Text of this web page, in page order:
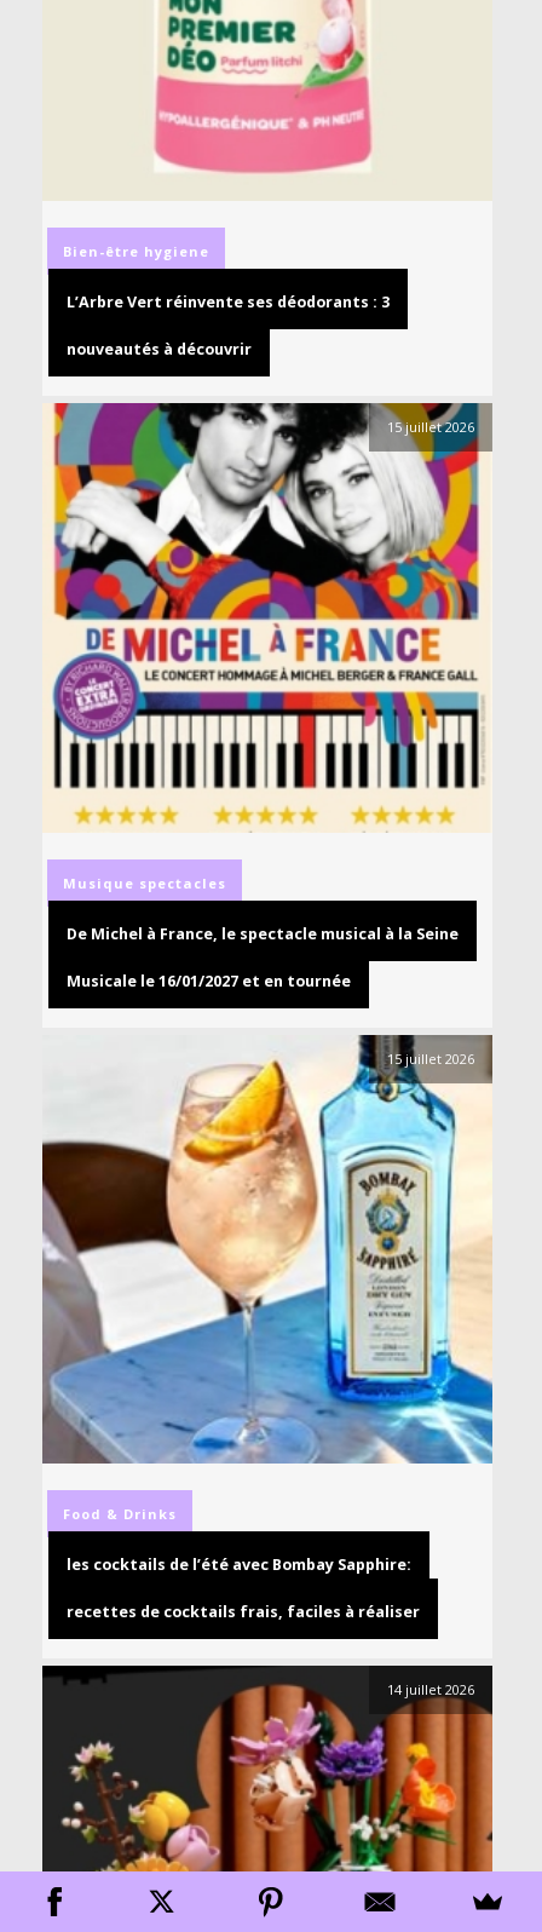
Bien-être hygiene
L’Arbre Vert réinvente ses déodorants : 3
nouveautés à découvrir
15 juillet 2026
Musique spectacles
De Michel à France, le spectacle musical à la Seine
Musicale le 16/01/2027 et en tournée
15 juillet 2026
Food & Drinks
les cocktails de l’été avec Bombay Sapphire:
recettes de cocktails frais, faciles à réaliser
14 juillet 2026